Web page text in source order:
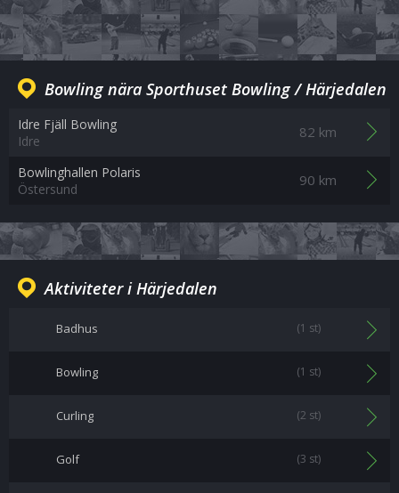
Bowling nära Sporthuset Bowling / Härjedalen
Idre Fjäll Bowling
Idre
82 km
Bowlinghallen Polaris
Östersund
90 km
Aktiviteter i Härjedalen
Badhus (1 st)
Bowling (1 st)
Curling (2 st)
Golf (3 st)